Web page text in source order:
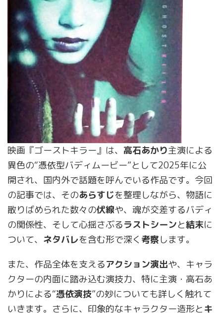
映画『ゴーストキラー』は、 高石あかり主演による
異色の“憑依型バディムービー”として2025年に公
開され、国内外で話題を呼んでいる作品です。今回
の記事では、そのあらすじを整理しながら、物語に
散りばめられた数々の伏線や、魂が交差するバディ
の関係性、そして心揺さぶるラストシーンと結末に
ついて、 ネタバレを含む形で深く 考察します。
また、作品全体を支えるアクション演出や、キャラ
クターの内面に踏み込む演技力、特に主演・高石あ
かりによる“憑依演技”の妙についても詳しく触れて
いきます。さらに、印象的なキャラクター造形と キ